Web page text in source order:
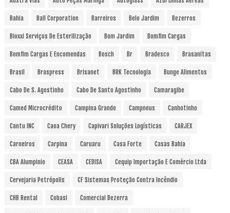
Bahia Ball Corporation Barreiros Belo Jardim Bezerros
Bioxxi Serviços De Esterilização Bom Jardim Bomfim Cargas
Bomfim Cargas E Encomendas Bosch Br Bradesco Brasanitas
Brasil Braspress Brisanet BRK Tecnologia Bunge Alimentos
Cabo De S. Agostinho Cabo De Santo Agostinho Camaragibe
Camed Microcrédito Campina Grande Campneus Canhotinho
Cantu INC Caoa Chery Capivari Soluções Logísticas CARJEX
Carneiros Carpina Caruaru Casa Forte Casas Bahia
CBA Alumpinio CEASA CEDISA Cequip Importação E Comércio Ltda
Cervejaria Petrópolis CF Sistemas Proteção Contra Incêndio
CHB Rental Cobasi Comercial Bezerra